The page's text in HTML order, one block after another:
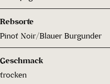
Rebsorte
Pinot Noir/Blauer Burgunder
Geschmack
trocken